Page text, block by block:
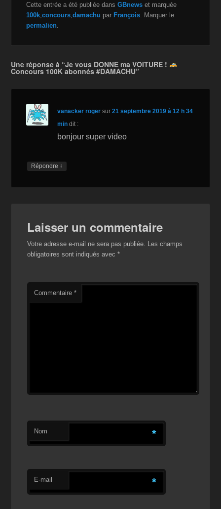
c
e
b
o
o
k
tt
a
o
n
W
is
h
st
ail p
Li
n
k
ta
er
Cette entrée a été publiée dansGBnews et marquée
100k ,concours ,damachu par François . Marquer le
permalien
Une réponse à “Je vous DONNE ma VOITURE !
Concours 100K abonnés #DAMACHU”
vanacker roger sur21 septembre 2019 à 12 h 34
min dit :
bonjour super video
Répondre ↓
Laisser un commentaire
Votre adresse e-mail ne sera pas publiée.
Les champs
obligatoires sont indiqués avec*
Commentaire*
Nom *
E-mail *